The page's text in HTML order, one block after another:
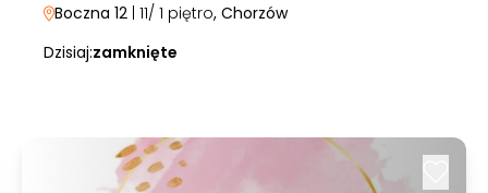
Boczna 12 | 11/ 1 piętro, Chorzów
Dzisiaj:zamknięte